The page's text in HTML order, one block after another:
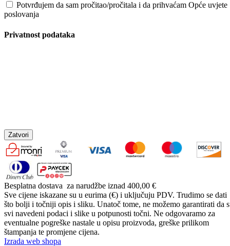
Potvrđujem da sam pročitao/pročitala i da prihvaćam Opće uvjete
poslovanja
Privatnost podataka
Zatvori
Besplatna dostava za narudžbe iznad 400,00 €
Sve cijene iskazane su u eurima (€) i uključuju PDV. Trudimo se dati
što bolji i točniji opis i sliku. Unatoč tome, ne možemo garantirati da
svi navedeni podaci i slike u potpunosti točni. Ne odgovaramo za
eventualne pogreške nastale u opisu proizvoda, greške prilikom
štampanja te promjene cijena.
Izrada web shopa